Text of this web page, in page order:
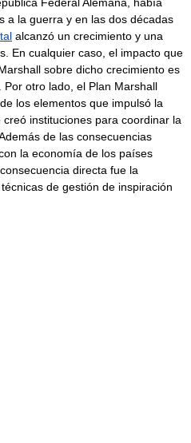
a la guerra y en las dos décadas
alcanzó un crecimiento y una
En cualquier caso, el impacto que
sobre dicho crecimiento es
otro lado, el Plan Marshall
los elementos que impulsó la
instituciones para coordinar la
de las consecuencias
la economía de los países
directa fue la
de gestión de inspiración